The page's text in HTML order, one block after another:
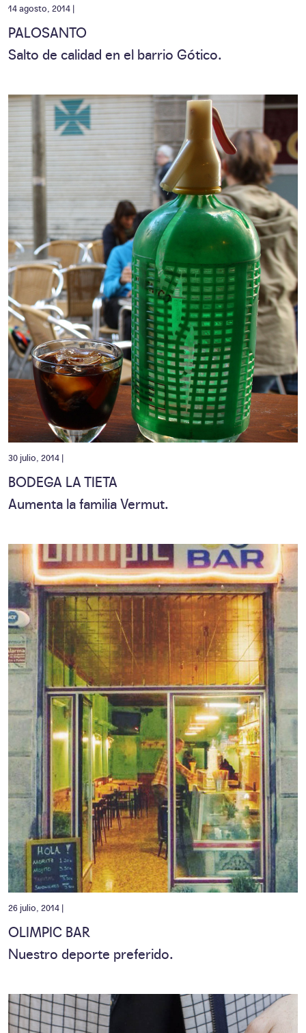
14 agosto, 2014 |
PALOSANTO
Salto de calidad en el barrio Gótico.
30 julio, 2014 |
BODEGA LA TIETA
Aumenta la familia Vermut.
26 julio, 2014 |
OLIMPIC BAR
Nuestro deporte preferido.